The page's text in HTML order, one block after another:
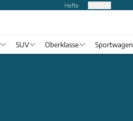
Hefte
SUV Oberklasse Sportwagen